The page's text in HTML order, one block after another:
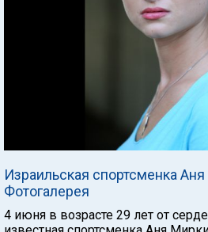
Израильская спортсменка
Фотогалерея
4 июня в возрасте 29 лет от